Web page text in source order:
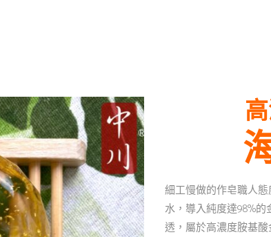
細工慢做的作皂職人
水，導入純度達98%
透，屬於高濃度胺基